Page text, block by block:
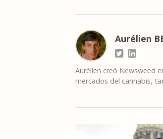
Aurélien
Aurélien creó Newsweed
mercados del cannabis,